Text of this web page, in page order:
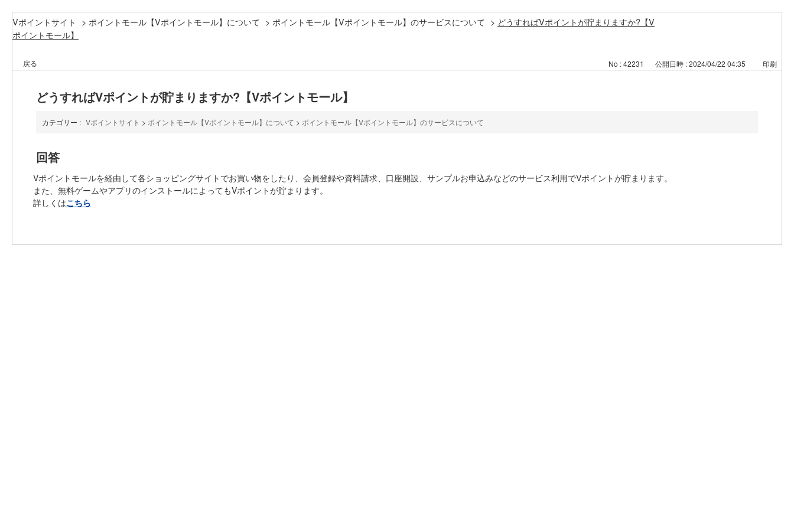
Vポイントサイト > ポイントモール【Vポイントモール】について > ポイントモール【Vポイントモール】のサービスについて > どうすればVポイントが貯まりますか?【V
ポイントモール】
戻る No : 42231 公開日時 : 2024/04/22 04:35 印刷
どうすればVポイントが貯まりますか?【Vポイントモール】
カテゴリー : Vポイントサイト > ポイントモール【Vポイントモール】について > ポイントモール【Vポイントモール】のサービスについて
回答
Vポイントモールを経由して各ショッピングサイトでお買い物をしたり、会員登録や資料請求、口座開設、サンプルお申込みなどのサービス利用でVポイントが貯まります。
また、無料ゲームやアプリのインストールによってもVポイントが貯まります。
詳しくはこちら